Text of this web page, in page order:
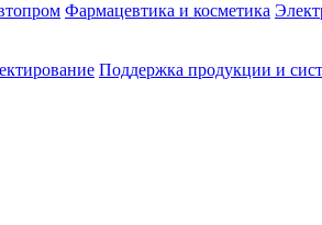
Фармацевтика и косметика
Поддержка продукции и